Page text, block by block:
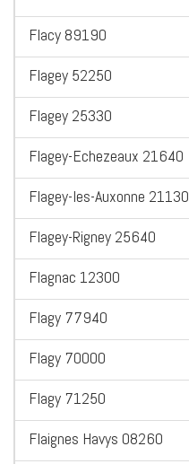
Flacy 89190
Flagey 52250
Flagey 25330
Flagey-Echezeaux 21640
Flagey-les-Auxonne 21130
Flagey-Rigney 25640
Flagnac 12300
Flagy 77940
Flagy 70000
Flagy 71250
Flaignes Havys 08260